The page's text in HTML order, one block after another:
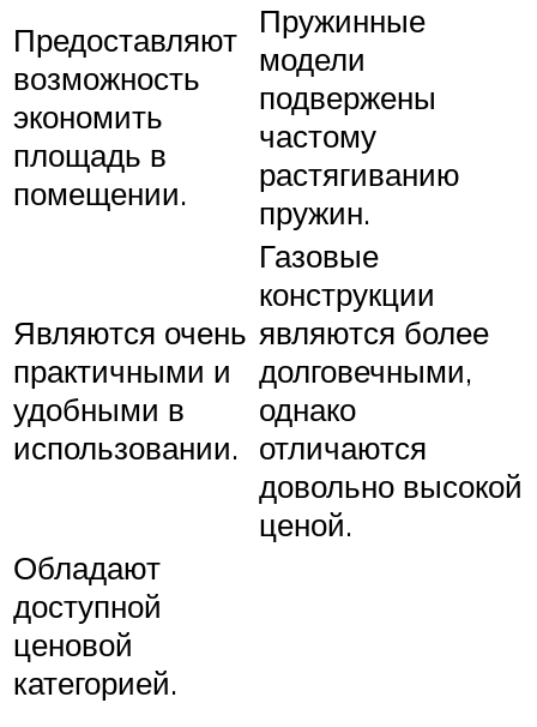
Предоставляют
возможность
экономить
площадь в
помещении.
Пружинные
модели
подвержены
частому
растягиванию
пружин.
Являются очень
практичными и
удобными в
использовании.
Газовые
конструкции
являются более
долговечными,
однако
отличаются
довольно высокой
ценой.
Обладают
доступной
ценовой
категорией.